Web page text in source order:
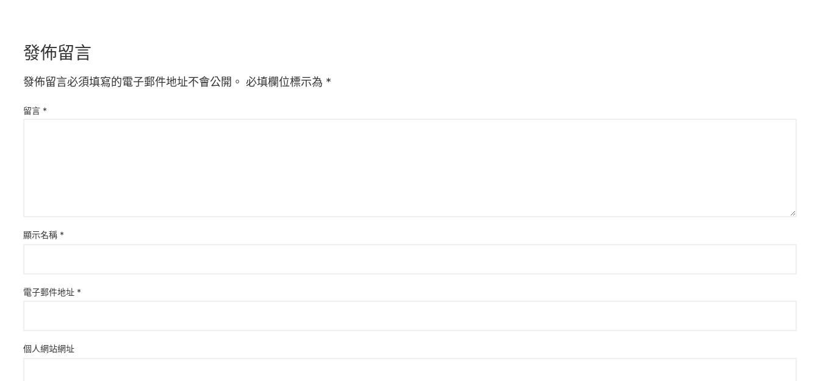
發佈留言
發佈留言必須填寫的電子郵件地址不會公開。 必填欄位標示為 *
留言 *
顯示名稱 *
電子郵件地址 *
個人網站網址